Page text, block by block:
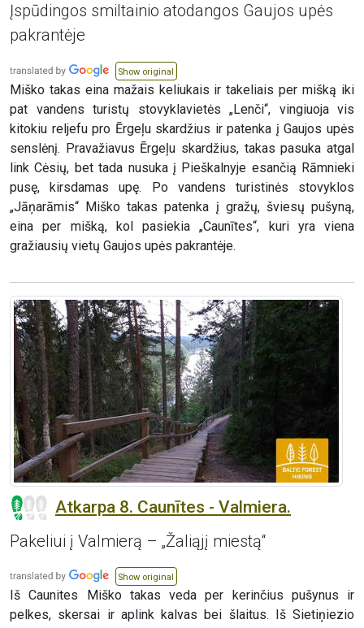
Įspūdingos smiltainio atodangos Gaujos upės
pakrantėje
Show original
Miško takas eina mažais keliukais ir takeliais per mišką iki
pat vandens turistų stovyklavietės „Lenči“, vingiuoja vis
kitokiu reljefu pro Ērgeļu skardžius ir patenka į Gaujos upės
senslėnį. Pravažiavus Ērgeļu skardžius, takas pasuka atgal
link Cėsių, bet tada nusuka į Pieškalnyje esančią Rāmnieki
pusę, kirsdamas upę. Po vandens turistinės stovyklos
„Jāņarāmis“ Miško takas patenka į gražų, šviesų pušyną,
eina per mišką, kol pasiekia „Caunītes“, kuri yra viena
gražiausių vietų Gaujos upės pakrantėje.
Atkarpa 8. Caunītes - Valmiera.
Pakeliui į Valmierą – „Žaliąjį miestą“
Show original
Iš Caunites Miško takas veda per kerinčius pušynus ir
pelkes, skersai ir aplink kalvas bei šlaitus. Iš Sietiņiezio